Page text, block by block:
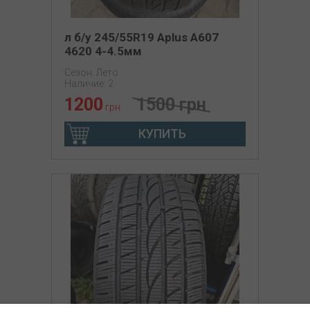
л б/у 245/55R19 Aplus A607
4620 4-4.5мм
Сезон: Лето
Наличие: 2
1200 грн 1500 грн
КУПИТЬ